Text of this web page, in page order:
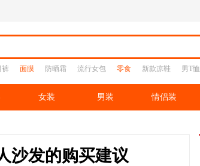
裤 面膜 防晒霜 流行女包 零食 新款凉鞋 男T恤
女装 男装 情侣装
沙发的购买建议